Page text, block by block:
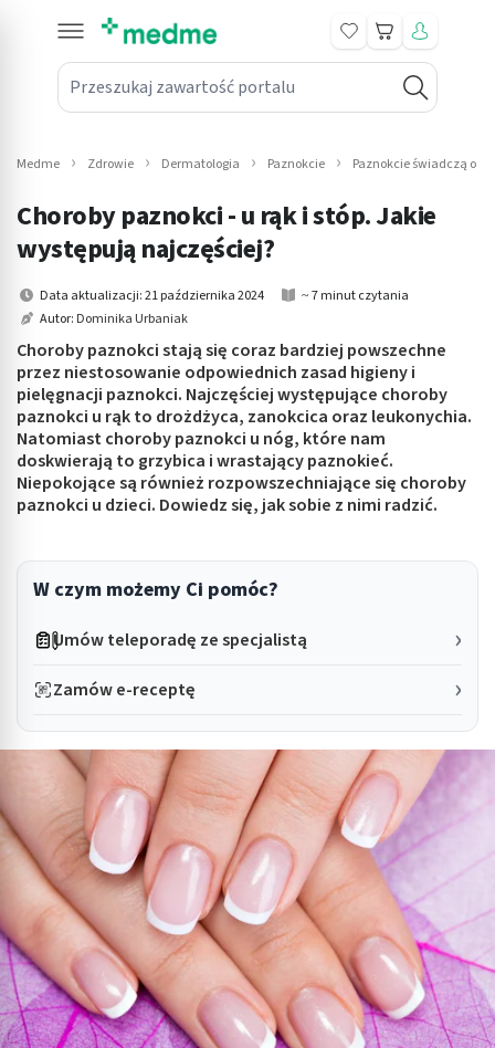
Przeszukaj zawartość portalu
Koszyk
submenu: Leki na receptę
submenu: Mama i dziecko
submenu: Kosmetyki
submenu: Higiena
submenu: Sprzęt medyczny
submenu: Intymne
submenu: Wellness
Medme Zdrowie Dermatologia Paznokcie Paznokcie świadczą o
Choroby paznokci - u rąk i stóp. Jakie
występują najczęściej?
Data aktualizacji: 21 października 2024
~ 7 minut czytania
Autor: Dominika Urbaniak
Choroby paznokci stają się coraz bardziej powszechne
przez niestosowanie odpowiednich zasad higieny i
pielęgnacji paznokci. Najczęściej występujące choroby
paznokci u rąk to drożdżyca, zanokcica oraz leukonychia.
Natomiast choroby paznokci u nóg, które nam
doskwierają to grzybica i wrastający paznokieć.
Niepokojące są również rozpowszechniające się choroby
paznokci u dzieci. Dowiedz się, jak sobie z nimi radzić.
W czym możemy Ci pomóc?
Umów teleporadę ze specjalistą
Zamów e-receptę